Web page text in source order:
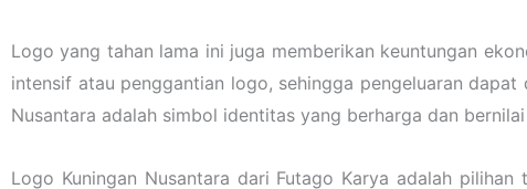
Logo yang tahan lama ini juga memberikan keuntungan
intensif atau penggantian logo, sehingga pengeluaran
Nusantara adalah simbol identitas yang berharga dan
Logo Kuningan Nusantara dari Futago Karya adalah